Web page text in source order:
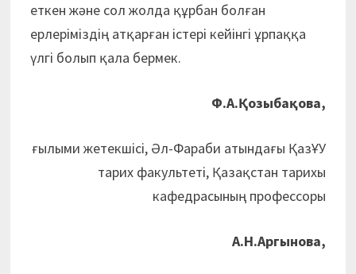
еткен және сол жолда құрбан болған
ерлеріміздің атқарған істері кейінгі ұрпаққа
үлгі болып қала бермек.
Ф.А.Қозыбақова,
ғылыми жетекшісі, Әл-Фараби атындағы ҚазҰУ
тарих факультеті, Қазақстан тарихы
кафедрасының профессоры
А.Н.Аргынова,